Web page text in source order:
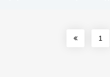
1